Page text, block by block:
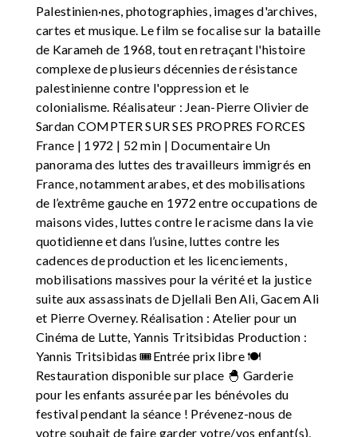
Palestinien·nes, photographies, images d'archives,
cartes et musique. Le film se focalise sur la bataille
de Karameh de 1968, tout en retraçant l'histoire
complexe de plusieurs décennies de résistance
palestinienne contre l'oppression et le
colonialisme. Réalisateur : Jean-Pierre Olivier de
Sardan COMPTER SUR SES PROPRES FORCES
France | 1972 | 52 min | Documentaire Un
panorama des luttes des travailleurs immigrés en
France, notamment arabes, et des mobilisations
de l’extrême gauche en 1972 entre occupations de
maisons vides, luttes contre le racisme dans la vie
quotidienne et dans l’usine, luttes contre les
cadences de production et les licenciements,
mobilisations massives pour la vérité et la justice
suite aux assassinats de Djellali Ben Ali, Gacem Ali
et Pierre Overney. Réalisation : Atelier pour un
Cinéma de Lutte, Yannis Tritsibidas Production :
Yannis Tritsibidas 🎟️Entrée prix libre 🍽️
Restauration disponible sur place 🐣 Garderie
pour les enfants assurée par les bénévoles du
festival pendant la séance ! Prévenez-nous de
votre souhait de faire garder votre/vos enfant(s),